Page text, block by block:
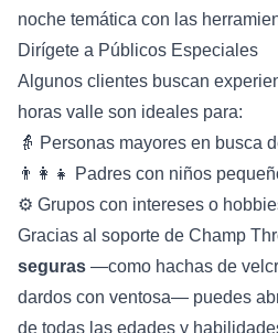
noche temática con las
Dirígete a Públicos Especiales
Algunos clientes buscan
horas valle son ideales para:
👵 Personas mayores en busca
👨‍👩‍👧 Padres con niños
⚙️ Grupos con intereses o
Gracias al soporte de Champ
seguras —como hachas de
dardos con ventosa— puedes
de todas las edades y